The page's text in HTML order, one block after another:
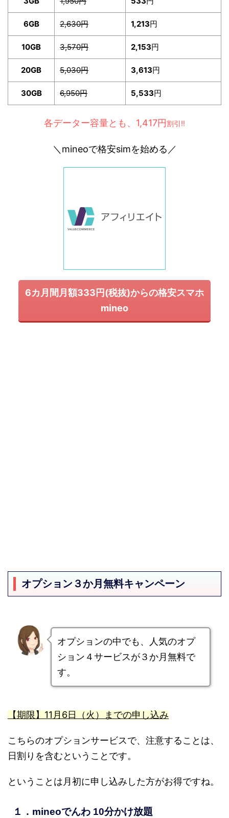
6GB 2,630円 1,213円
10GB 3,570円 2,153円
20GB 5,030円 3,613円
30GB 6,950円 5,533円
各データー容量とも、1,417円割引!!
＼mineoで格安simを始める／
6カ月間月額333円(税抜)からの格安スマホ
mineo
オプション３か月無料キャンペーン
オプションの中でも、人気のオプ
ション４サービスが３か月無料で
す。
【期限】11月6日（火）までの申し込み
こちらのオプションサービスで、注意することは、
日割りを含むということです。
ということは月初に申し込みした方がお得ですね。
１．mineoでんわ 10分かけ放題